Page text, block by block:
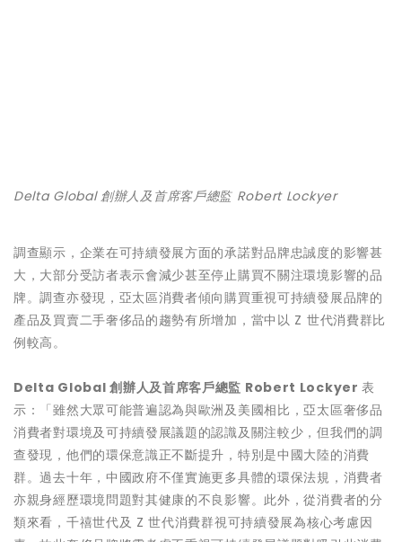
Delta Global 創辦人及首席客戶總監 Robert Lockyer
調查顯示，企業在可持續發展方面的承諾對品牌忠誠度的影響甚
大，大部分受訪者表示會減少甚至停止購買不關注環境影響的品
牌。調查亦發現，亞太區消費者傾向購買重視可持續發展品牌的
產品及買賣二手奢侈品的趨勢有所增加，當中以 Z 世代消費群比
例較高。
Delta Global創辦人及首席客戶總監 Robert Lockyer表
示：「雖然大眾可能普遍認為與歐洲及美國相比，亞太區奢侈品
消費者對環境及可持續發展議題的認識及關注較少，但我們的調
查發現，他們的環保意識正不斷提升，特別是中國大陸的消費
群。過去十年，中國政府不僅實施更多具體的環保法規，消費者
亦親身經歷環境問題對其健康的不良影響。此外，從消費者的分
類來看，千禧世代及 Z 世代消費群視可持續發展為核心考慮因